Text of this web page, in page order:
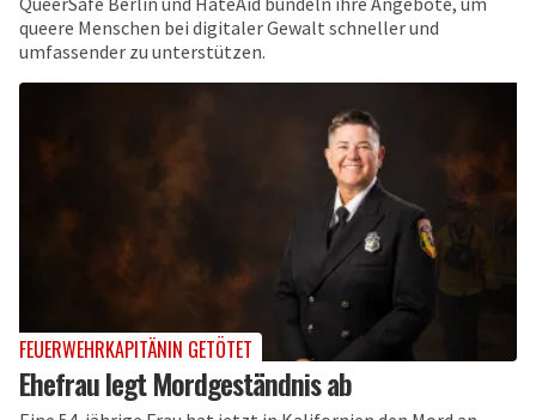
queere Menschen bei digitaler Gewalt schneller und
umfassender zu unterstützen.
FEUERWEHRKAPITÄNIN GETÖTET
Ehefrau legt Mordgeständnis ab